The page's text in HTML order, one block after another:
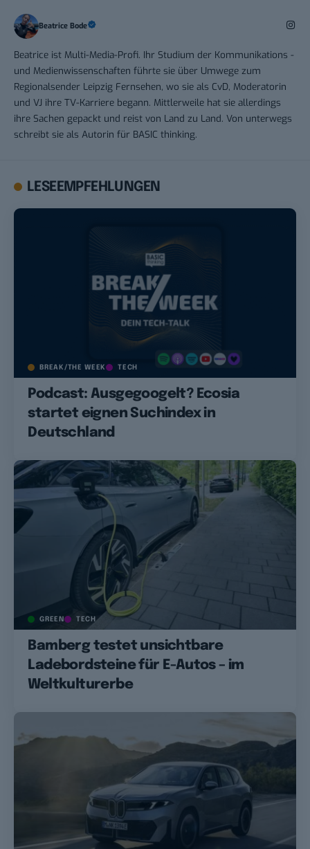
Beatrice Bode
Beatrice ist Multi-Media-Profi. Ihr Studium der Kommunikations -
und Medienwissenschaften führte sie über Umwege zum
Regionalsender Leipzig Fernsehen, wo sie als CvD, Moderatorin
und VJ ihre TV-Karriere begann. Mittlerweile hat sie allerdings
ihre Sachen gepackt und reist von Land zu Land. Von unterwegs
schreibt sie als Autorin für BASIC thinking.
LESEEMPFEHLUNGEN
BREAK/THE WEEK TECH
Podcast: Ausgegoogelt? Ecosia
startet eignen Suchindex in
Deutschland
GREEN TECH
Bamberg testet unsichtbare
Ladebordsteine für E-Autos – im
Weltkulturerbe